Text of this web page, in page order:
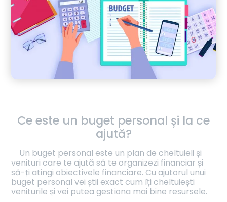
Ce este un buget personal și la ce
ajută?
Un buget personal este un plan de cheltuieli și
venituri care te ajută să te organizezi financiar și
să-ți atingi obiectivele financiare. Cu ajutorul unui
buget personal vei știi exact cum îți cheltuiești
veniturile și vei putea gestiona mai bine resursele.